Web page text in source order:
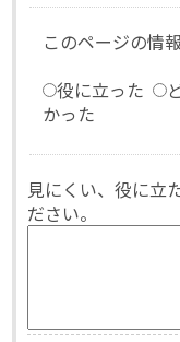
このページの情
役に立った
かった
見にくい、役に立
ださい。